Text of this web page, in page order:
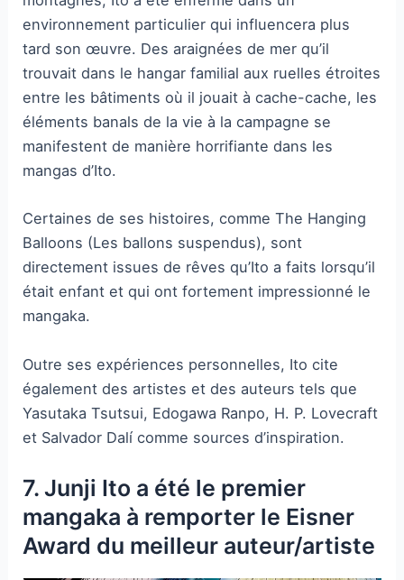
environnement particulier qui influencera plus
tard son œuvre. Des araignées de mer qu’il
trouvait dans le hangar familial aux ruelles étroites
entre les bâtiments où il jouait à cache-cache, les
éléments banals de la vie à la campagne se
manifestent de manière horrifiante dans les
mangas d’Ito.
Certaines de ses histoires, comme The Hanging
Balloons (Les ballons suspendus), sont
directement issues de rêves qu’Ito a faits lorsqu’il
était enfant et qui ont fortement impressionné le
mangaka.
Outre ses expériences personnelles, Ito cite
également des artistes et des auteurs tels que
Yasutaka Tsutsui, Edogawa Ranpo, H. P. Lovecraft
et Salvador Dalí comme sources d’inspiration.
7. Junji Ito a été le premier
mangaka à remporter le Eisner
Award du meilleur auteur/artiste